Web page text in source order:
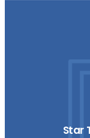
Star